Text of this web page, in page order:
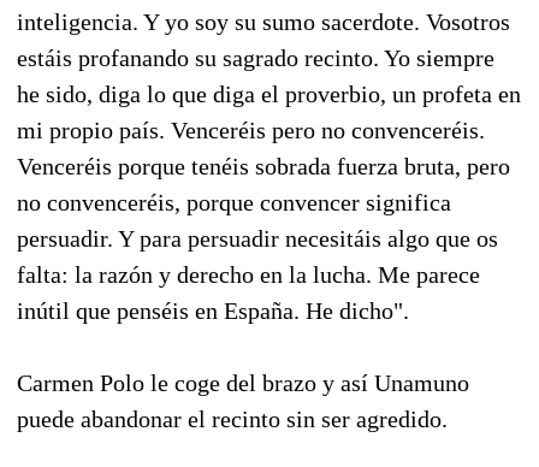
inteligencia. Y yo soy su sumo sacerdote. Vosotros
estáis profanando su sagrado recinto. Yo siempre
he sido, diga lo que diga el proverbio, un profeta en
mi propio país. Venceréis pero no convenceréis.
Venceréis porque tenéis sobrada fuerza bruta, pero
no convenceréis, porque convencer significa
persuadir. Y para persuadir necesitáis algo que os
falta: la razón y derecho en la lucha. Me parece
inútil que penséis en España. He dicho".
Carmen Polo le coge del brazo y así Unamuno
puede abandonar el recinto sin ser agredido.